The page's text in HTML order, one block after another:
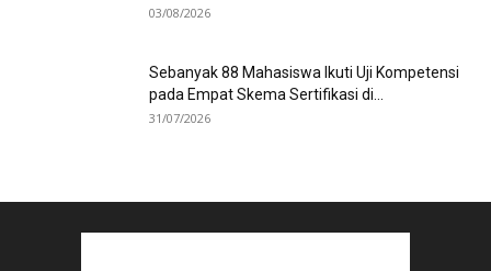
03/08/2026
Sebanyak 88 Mahasiswa Ikuti Uji Kompetensi
pada Empat Skema Sertifikasi di...
31/07/2026